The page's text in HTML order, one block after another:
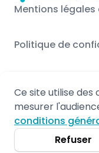
Mentions
Politique de
© 2026 -
Ce site utilise
mesurer
conditions
Refuser